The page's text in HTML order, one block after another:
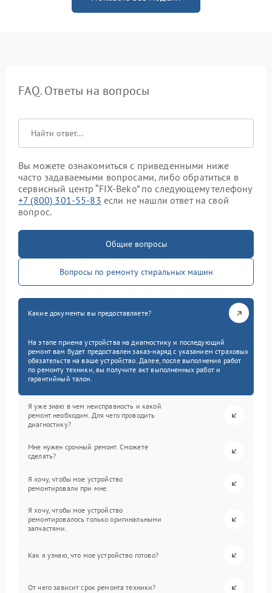
FAQ. Ответы на вопросы
Вы можете ознакомиться с приведенными ниже
часто задаваемыми вопросами, либо обратиться в
сервисный центр “FIX-Beko” по следующему телефону
+7 (800) 301-55-83 если не нашли ответ на свой
вопрос.
Общие вопросы
Вопросы по ремонту стиральных машин
Какие документы вы предоставляете?
На этапе приема устройства на диагностику и последующий
ремонт вам будет предоставлен заказ-наряд с указанием страховых
обязательств на ваше устройство. Далее, после выполнения работ
по ремонту техники, вы получите акт выполненных работ и
гарантийный талон.
Я уже знаю в чем неисправность и какой
ремонт необходим. Для чего проводить
диагностику?
Мне нужен срочный ремонт. Сможете
сделать?
Я хочу, чтобы мое устройство
ремонтировали при мне.
Я хочу, чтобы мое устройство
ремонтировалось только оригинальными
запчастями.
Как я узнаю, что мое устройство готово?
От чего зависит срок ремонта техники?